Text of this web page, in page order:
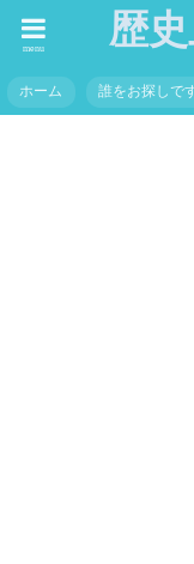
歴
menu
ホーム 誰をお探しで